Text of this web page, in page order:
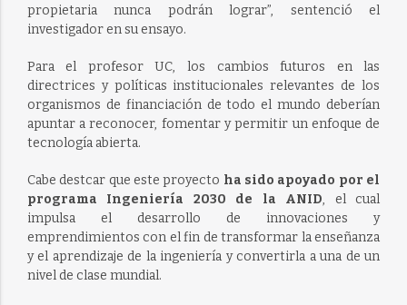
propietaria nunca podrán lograr”, sentenció el
investigador en su ensayo.
Para el profesor UC, los cambios futuros en las
directrices y políticas institucionales relevantes de los
organismos de financiación de todo el mundo deberían
apuntar a reconocer, fomentar y permitir un enfoque de
tecnología abierta.
Cabe destcar que este proyecto ha sido apoyado por el
programa Ingeniería 2030 de la ANID, el cual
impulsa el desarrollo de innovaciones y
emprendimientos con el fin de transformar la enseñanza
y el aprendizaje de la ingeniería y convertirla a una de un
nivel de clase mundial.